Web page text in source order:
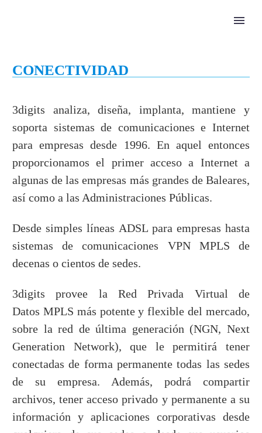
CONECTIVIDAD
3digits analiza, diseña, implanta, mantiene y
soporta sistemas de comunicaciones e Internet
para empresas desde 1996. En aquel entonces
proporcionamos el primer acceso a Internet a
algunas de las empresas más grandes de Baleares,
así como a las Administraciones Públicas.
Desde simples líneas ADSL para empresas hasta
sistemas de comunicaciones VPN MPLS de
decenas o cientos de sedes.
3digits provee la Red Privada Virtual de
Datos MPLS más potente y flexible del mercado,
sobre la red de última generación (NGN, Next
Generation Network), que le permitirá tener
conectadas de forma permanente todas las sedes
de su empresa. Además, podrá compartir
archivos, tener acceso privado y permanente a su
información y aplicaciones corporativas desde